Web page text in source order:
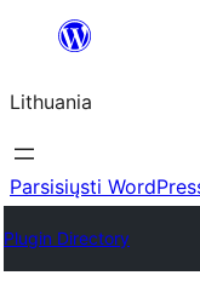
turinio
Lithuania
Parsisiųsti
Plugin Directory